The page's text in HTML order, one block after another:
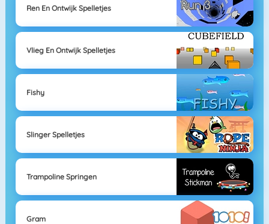
Ren En Ontwijk Spelletjes
Vlieg En Ontwijk Spelletjes
Fishy
Slinger Spelletjes
Trampoline Springen
Gram